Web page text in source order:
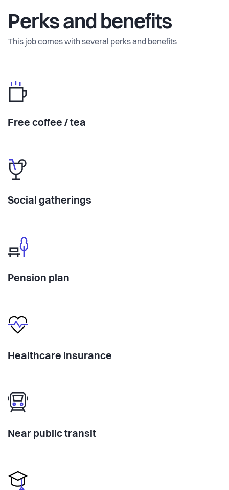
Perks and benefits
This job comes with several perks and benefits
Free coffee / tea
Social gatherings
Pension plan
Healthcare insurance
Near public transit